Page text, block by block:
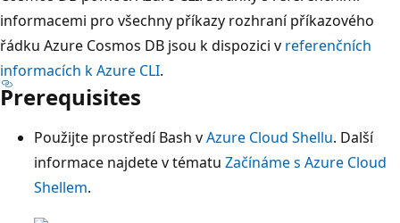
informacemi pro všechny příkazy rozhraní příkazového
řádku Azure Cosmos DB jsou k dispozici v referenčních
informacích k Azure CLI.
Prerequisites
Použijte prostředí Bash vAzure Cloud Shellu. Další
informace najdete v tématu Začínáme s Azure Cloud
Shellem.